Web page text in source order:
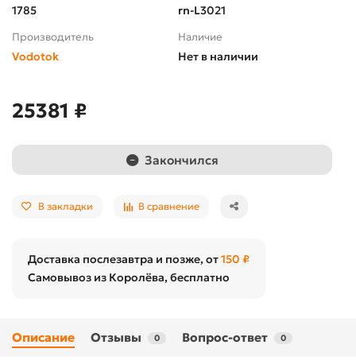
1785 rn-L3021
Производитель
Vodotok
Наличие
Нет в наличии
25381 ₽
Закончился
В закладки В сравнение
Доставка послезавтра и позже, от150 ₽
Самовывоз из Королёва, бесплатно
Описание Отзывы 0 Вопрос-ответ 0